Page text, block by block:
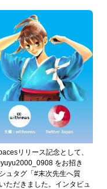
リリース記念として、
をお招き
ュタグ「#末次先生へ質
ただきました。インタビュ